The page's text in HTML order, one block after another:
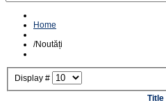
Home
/Noutăți
Display #
Title